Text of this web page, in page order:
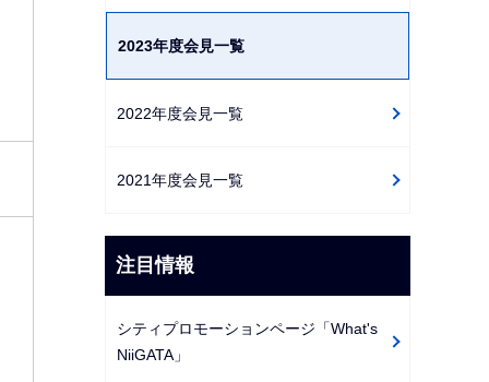
ン
こ2023年度会見一覧
2022年度会見一覧
2021年度会見一覧
注目情報
シティプロモーションページ「What's
NiiGATA」